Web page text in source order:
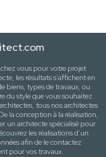
chez vous pour votre projet
les résultats s’affichent en
biens, types de travaux, ou
du style que vous souhaitez.
tous nos architectes
la conception à la réalisation,
un architecte spécialisé pour
les réalisations d’un
afin de le contactez
pourvos travaux.